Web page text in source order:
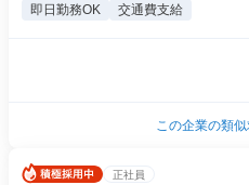
即日勤務OK 交通費支給
この企業の類
正社員